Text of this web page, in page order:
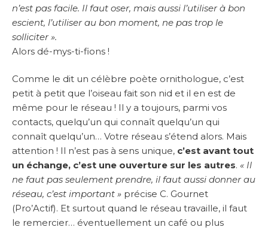
n’est pas facile. Il faut oser, mais aussi l’utiliser à bon
escient, l’utiliser au bon moment, ne pas trop le
solliciter ».
Alors dé-mys-ti-fions !
Comme le dit un célèbre poète ornithologue, c’est
petit à petit que l’oiseau fait son nid et il en est de
même pour le réseau ! Il y a toujours, parmi vos
contacts, quelqu’un qui connaît quelqu’un qui
connaît quelqu’un… Votre réseau s’étend alors. Mais
attention ! Il n’est pas à sens unique, c’est avant tout
un échange, c’est une ouverture sur les autres. « Il
ne faut pas seulement prendre, il faut aussi donner au
réseau, c’est important » précise C. Gournet
(Pro’Actif). Et surtout quand le réseau travaille, il faut
le remercier… éventuellement un café ou plus